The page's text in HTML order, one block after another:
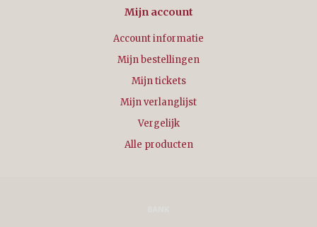
Mijn account
Account informatie
Mijn bestellingen
Mijn tickets
Mijn verlanglijst
Vergelijk
Alle producten